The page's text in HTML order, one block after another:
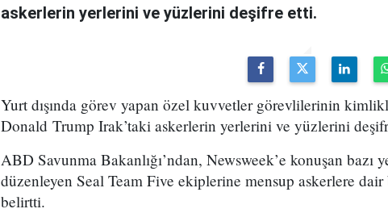
askerlerin yerlerini ve yüzlerini deşifre etti.
Yurt dışında görev yapan özel kuvvetler görevlilerinin
Donald Trump Irak’taki askerlerin yerlerini ve yüzlerini
ABD Savunma Bakanlığı’ndan, Newsweek’e konuşan
düzenleyen Seal Team Five ekiplerine mensup askerlere
belirtti.